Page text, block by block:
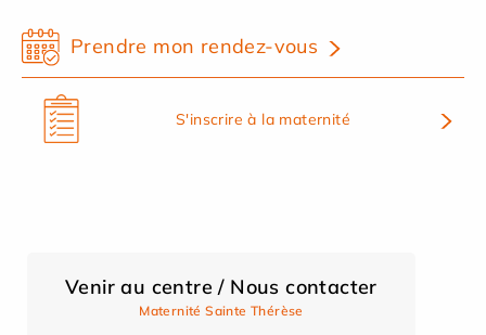
Prendre mon rendez-vous
S'inscrire à la maternité
Venir au centre / Nous contacter
Maternité Sainte Thérèse